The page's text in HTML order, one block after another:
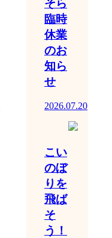
そら
臨時
休業
のお
知ら
せ
2026.07.20
こい
のぼ
りを
飛ば
そ
う！